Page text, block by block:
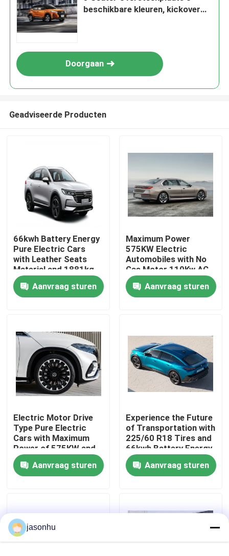
Thuis
Producten
Fabrieksreis
Kwaliteitscontrole
Contacteer ons
Vraag een offerte aan
Zuivere Elektrische Auto's
beschikbare kleuren, kickover
Doorgaan
Geadviseerde Producten
66kwh Battery Energy
Pure Electric Cars
with Leather Seats
Material and 1881kg
Kerb Weight
Aanvraag sturen
Maximum Power
575KW Electric
Automobiles with No
Gas Motor 110Kw AC
Synchrounous Electric
MotorAanvraag sturen
Electric Motor Drive
Type Pure Electric
Cars with Maximum
Power of 575KW and
Kerb Weight of
1881kgAanvraag sturen
Experience the Future
of Transportation with
225/60 R18 Tires and
66kwh Battery Energy
Zero Emission Cars
Aanvraag sturen
jasonhu